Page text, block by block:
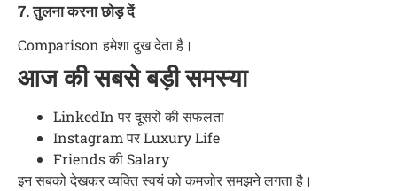
7. तुलना करना छोड़ दें
Comparison हमेशा दुख देता है।
आज की सबसे बड़ी समस्या
LinkedIn पर दूसरों की सफलता
Instagram पर Luxury Life
Friends की Salary
इन सबको देखकर व्यक्ति स्वयं को कमजोर समझने लगता है।